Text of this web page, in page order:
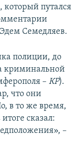
который путался
Семедляев.
полиции, до
криминальной
– КР).
что они
в то же время,
сказал:
–